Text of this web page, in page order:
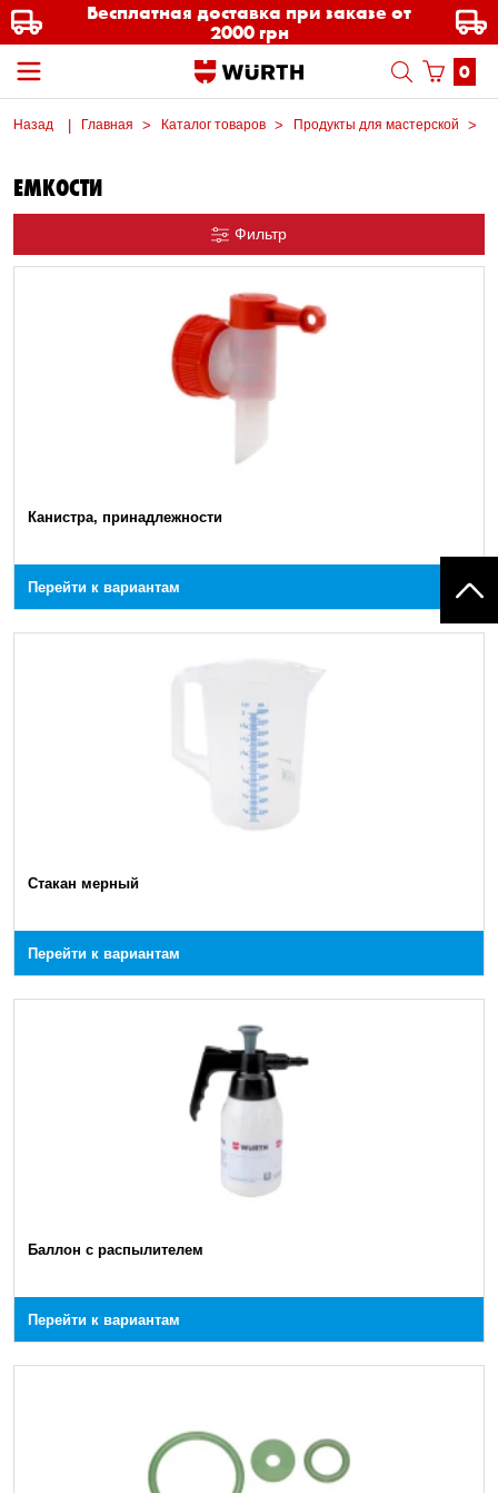
Бесплатная доставка при заказе от
2000 грн
0
Назад Главная Каталог товаров Продукты для мастерской
ЕМКОСТИ
Фильтр
Канистра, принадлежности
Перейти к вариантам
Стакан мерный
Перейти к вариантам
Баллон с распылителем
Перейти к вариантам